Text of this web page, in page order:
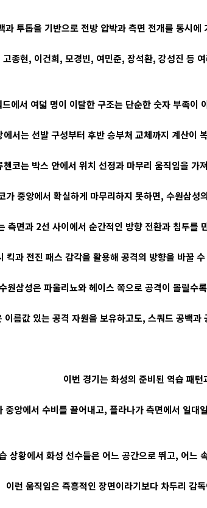
과 투톱을 기반으로 전방 압박과 측면 전개를 동시
종현, 이건희, 모경빈, 여민준, 장석환, 강성진 등
에서 여덟 명이 이탈한 구조는 단순한 숫자 부족
에서는 선발 구성부터 후반 승부처 교체까지 계산이
첸코는 박스 안에서 위치 선정과 마무리 움직임을
가 중앙에서 확실하게 마무리하지 못하면, 수원삼
측면과 2선 사이에서 순간적인 방향 전환과 침투를
킥과 전진 패스 감각을 활용해 공격의 방향을 바꿀
원삼성은 파울리뇨와 헤이스 쪽으로 공격이 몰릴수
이름값 있는 공격 자원을 보유하고도, 스쿼드 공백
이번 경기는 화성의 준비된 역습 패
중앙에서 수비를 끌어내고, 플라나가 측면에서 일
상황에서 화성 선수들은 어느 공간으로 뛰고, 어느
이런 움직임은 즉흥적인 장면이라기보다 차두리 감